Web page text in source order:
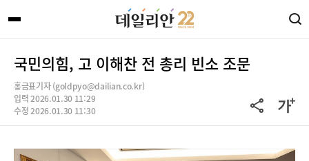
국민의힘, 고 이해찬 전 총리 빈소 조문
홍금표기자 (goldpyo@dailian.co.kr)
입력 2026.01.30 11:29
수정 2026.01.30 11:30